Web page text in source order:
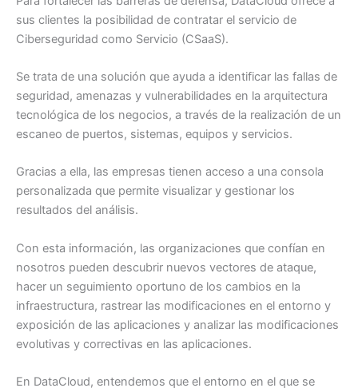
sus clientes la posibilidad de contratar el servicio de
Ciberseguridad como Servicio (CSaaS).
Se trata de una solución que ayuda a identificar las fallas de
seguridad, amenazas y vulnerabilidades en la arquitectura
tecnológica de los negocios, a través de la realización de un
escaneo de puertos, sistemas, equipos y servicios.
Gracias a ella, las empresas tienen acceso a una consola
personalizada que permite visualizar y gestionar los
resultados del análisis.
Con esta información, las organizaciones que confían en
nosotros pueden descubrir nuevos vectores de ataque,
hacer un seguimiento oportuno de los cambios en la
infraestructura, rastrear las modificaciones en el entorno y
exposición de las aplicaciones y analizar las modificaciones
evolutivas y correctivas en las aplicaciones.
En DataCloud, entendemos que el entorno en el que se